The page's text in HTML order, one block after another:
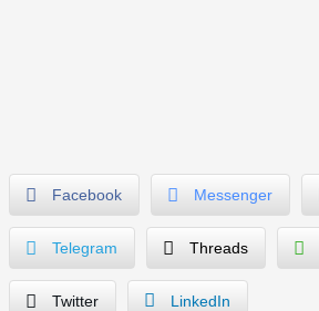
Facebook Messenger
Telegram Threads
Twitter LinkedIn